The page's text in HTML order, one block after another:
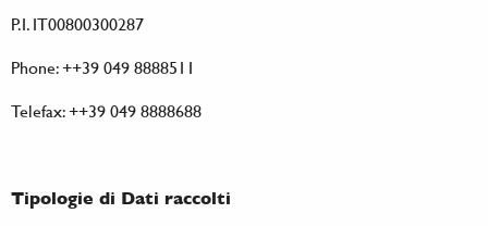
P.I. IT00800300287
Phone: ++39 049 8888511
Telefax: ++39 049 8888688
Tipologie di Dati raccolti